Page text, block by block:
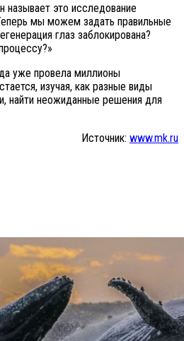
называет это исследование
мы можем задать правильные
глаз заблокирована?
уже провела миллионы
изучая, как разные виды
найти неожиданные решения для
Источник: www.mk.ru